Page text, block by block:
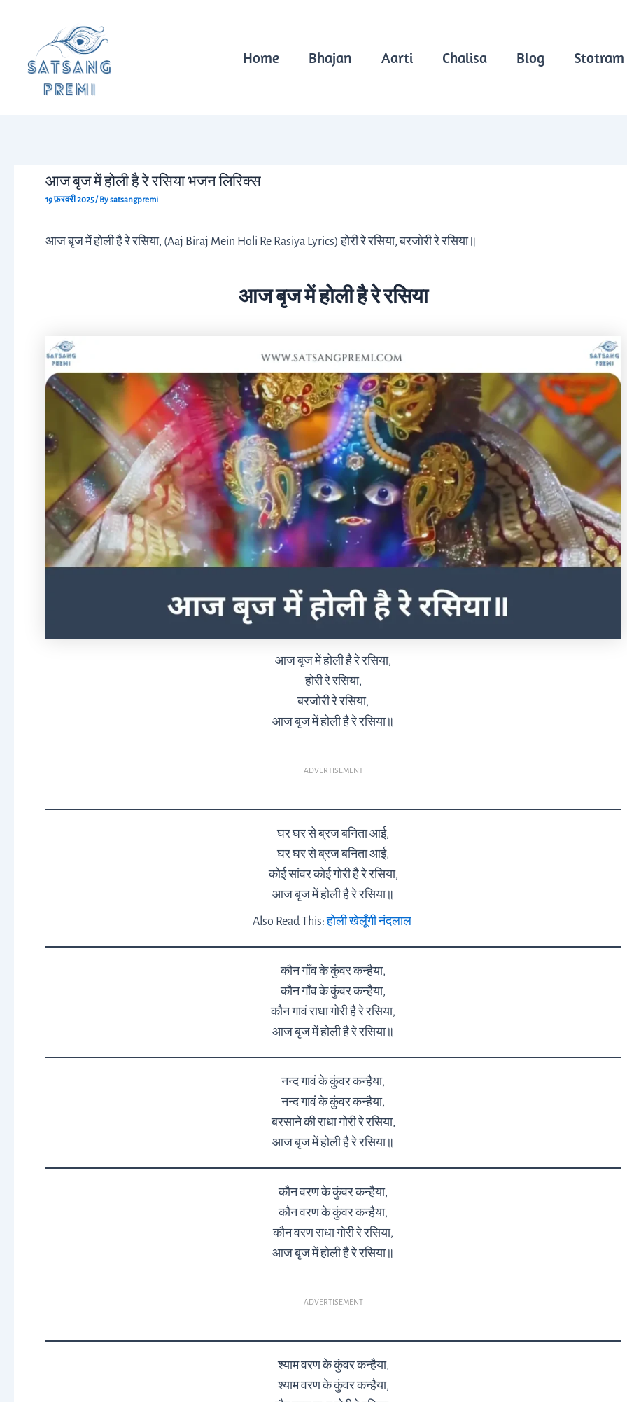
Home Bhajan Aarti Chalisa Blog Stotram
आज बृज में होली है रे रसिया भजन लिरिक्स
19 फ़रवरी 2025/ Bysatsangpremi
आज बृज में होली है रे रसिया, (Aaj Biraj Mein Holi Re Rasiya Lyrics) होरी रे रसिया, बरजोरी रे रसिया॥
आज बृज में होली है रे रसिया
आज बृज में होली है रे रसिया,
होरी रे रसिया,
बरजोरी रे रसिया,
आज बृज में होली है रे रसिया॥
ADVERTISEMENT
घर घर से ब्रज बनिता आई,
घर घर से ब्रज बनिता आई,
कोई सांवर कोई गोरी है रे रसिया,
आज बृज में होली है रे रसिया॥
Also Read This:होली खेलूँगी नंदलाल
कौन गाँव के कुंवर कन्हैया,
कौन गाँव के कुंवर कन्हैया,
कौन गावं राधा गोरी है रे रसिया,
आज बृज में होली है रे रसिया॥
नन्द गावं के कुंवर कन्हैया,
नन्द गावं के कुंवर कन्हैया,
बरसाने की राधा गोरी रे रसिया,
आज बृज में होली है रे रसिया॥
कौन वरण के कुंवर कन्हैया,
कौन वरण के कुंवर कन्हैया,
कौन वरण राधा गोरी रे रसिया,
आज बृज में होली है रे रसिया॥
ADVERTISEMENT
श्याम वरण के कुंवर कन्हैया,
श्याम वरण के कुंवर कन्हैया,
navigation